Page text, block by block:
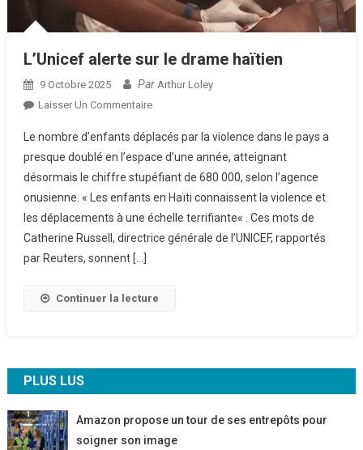
L’Unicef alerte sur le drame haïtien
9 Octobre 2025 Par Arthur Loley
Laisser Un CommentaireSur
Alerte
Sur
Le
Drame
Haïtien
Le nombre d’enfants déplacés par la violence dans le pays a
presque doublé en l’espace d’une année, atteignant
désormais le chiffre stupéfiant de 680 000, selon l’agence
onusienne. « Les enfants en Haïti connaissent la violence et
les déplacements à une échelle terrifiante« . Ces mots de
Catherine Russell, directrice générale de l’UNICEF, rapportés
par Reuters, sonnent […]
Continuer la lecture
PLUS LUS
Amazon propose un tour de ses entrepôts pour
soigner son image